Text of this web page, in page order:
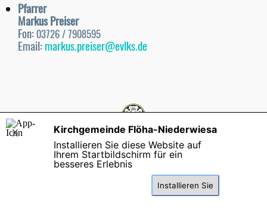
Pfarrer
Markus Preiser
Fon:03726 / 7908595
Email: markus.preiser@evlks.de
Kirchgemeinde Flöha-Niederwiesa
Dresdner Straße 4 | 09557 Flöha
Fon: 03726-7929027
Kontaktformular
Spenden
Kirchgemeinde Flöha-Niederwiesa
Installieren Sie diese Website auf
Ihrem Startbildschirm für ein
besseres Erlebnis
Installieren Sie
X